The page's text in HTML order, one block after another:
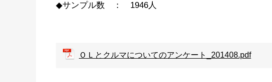
◆サンプル数 ： 1946人
ＯＬとクルマについてのアンケート_201408.pdf